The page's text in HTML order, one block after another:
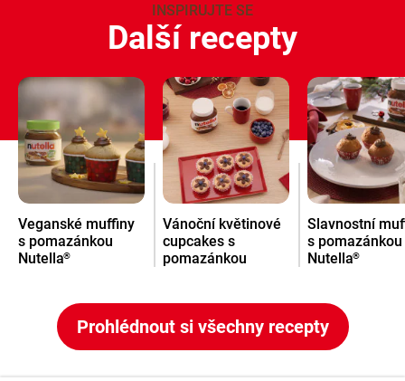
INSPIRUJTE SE
Další recepty
Veganské muffiny
s pomazánkou
Nutella®
Vánoční květinové
cupcakes s
pomazánkou
Slavnostní
s pomazánkou
Nutella®
Prohlédnout si všechny recepty